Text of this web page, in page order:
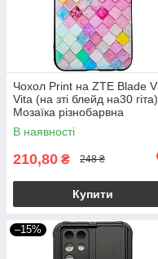
Чохол Print на ZTE Blade
Vita (на зті блейд на30 гіта)
Мозаїка різнобарвна
В наявності
210,80 ₴ 248 ₴
Купити
–15%